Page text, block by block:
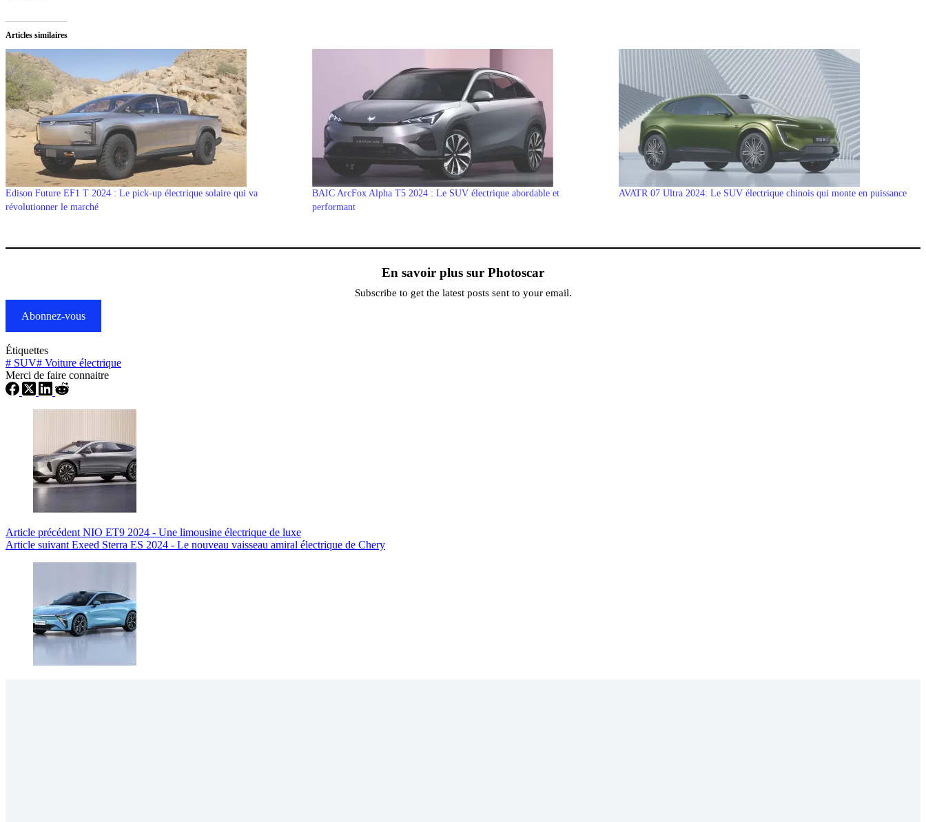
Articles similaires
Edison Future EF1 T 2024 : Le pick-up électrique solaire qui va
révolutionner le marché
BAIC ArcFox Alpha T5 2024 : Le SUV électrique abordable et
performant
AVATR 07 Ultra 2024: Le SUV électrique chinois qui monte en puissance
En savoir plus sur Photoscar
Subscribe to get the latest posts sent to your email.
Abonnez-vous
Étiquettes
# SUV# Voiture électrique
Merci de faire connaitre
Article précédent NIO ET9 2024 - Une limousine électrique de luxe
Article suivant Exeed Sterra ES 2024 - Le nouveau vaisseau amiral électrique de Chery